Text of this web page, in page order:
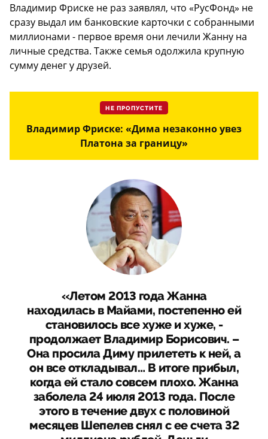
Владимир Фриске не раз заявлял, что «РусФонд» не
сразу выдал им банковские карточки с собранными
миллионами - первое время они лечили Жанну на
личные средства. Также семья одолжила крупную
сумму денег у друзей.
НЕ ПРОПУСТИТЕ
Владимир Фриске: «Дима незаконно увез
Платона за границу»
«Летом 2013 года Жанна
находилась в Майами, постепенно ей
становилось все хуже и хуже, -
продолжает Владимир Борисович. –
Она просила Диму прилететь к ней, а
он все откладывал… В итоге прибыл,
когда ей стало совсем плохо. Жанна
заболела 24 июля 2013 года. После
этого в течение двух с половиной
месяцев Шепелев снял с ее счета 32